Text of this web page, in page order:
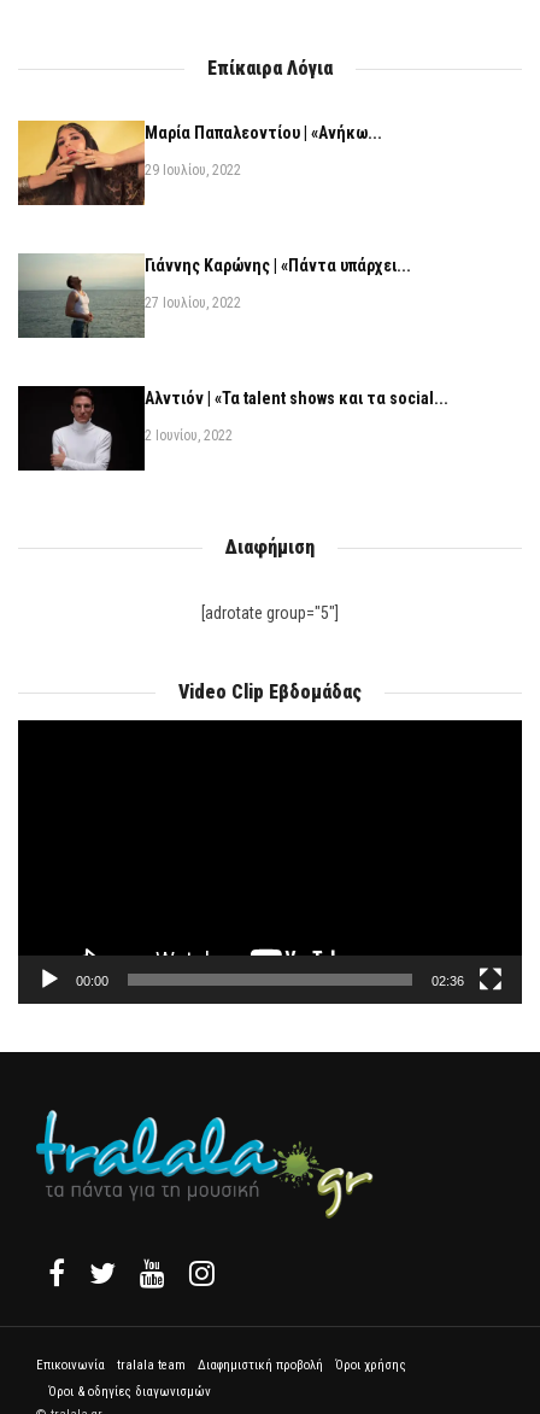
Επίκαιρα Λόγια
Μαρία Παπαλεοντίου | «Ανήκω...
29 Ιουλίου, 2022
Γιάννης Καρώνης | «Πάντα υπάρχει...
27 Ιουλίου, 2022
Αλντιόν | «Τα talent shows και τα social...
2 Ιουνίου, 2022
Διαφήμιση
[adrotate group="5"]
Video Clip Εβδομάδας
00:00 02:36
Επικοινωνία tralala team Διαφημιστική προβολή
Όροι χρήσης
Όροι & οδηγίες διαγωνισμών